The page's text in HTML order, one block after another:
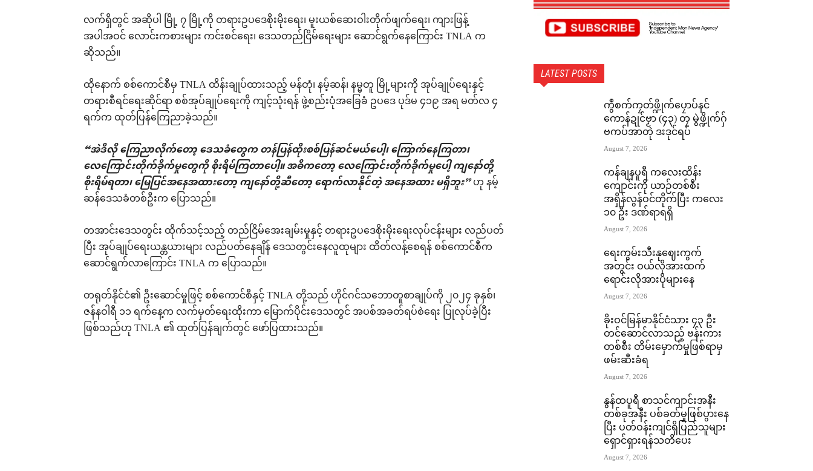
လက်ရှိတွင် အဆိုပါ မြို့ ၇ မြို့ကို တရားဥပဒေစိုးမိုးရေး၊ မူးယစ်ဆေးဝါးတိုက်ဖျက်ရေး၊ ကျားဖြန့်
အပါအဝင် လောင်းကစားများ ကင်းစင်ရေး၊ ဒေသတည်ငြိမ်ရေးများ ဆောင်ရွက်နေကြောင်း TNLA က
ဆိုသည်။
ထိုနောက် စစ်ကောင်စီမှ TNLA ထိန်းချုပ်ထားသည့် မန်တုံ၊ နမ့်ဆန်၊ နမ္မတူ မြို့များကို အုပ်ချုပ်ရေးနှင့်
တရားစီရင်ရေးဆိုင်ရာ စစ်အုပ်ချုပ်ရေးကို ကျင့်သုံးရန် ဖွဲ့စည်းပုံအခြေခံ ဥပဒေ ပုဒ်မ ၄၁၉ အရ မတ်လ ၄
ရက်က ထုတ်ပြန်ကြေညာခဲ့သည်။
“အဲဒီလို ကြေညာလိုက်တော့ ဒေသခံတွေက တန်ပြန်ထိုးစစ်ပြန်ဆင်မယ်ပေါ့၊ ကြောက်နေကြတာ၊
လေကြောင်းတိုက်ခိုက်မှုတွေကို စိုးရိမ်ကြတာပေါ့။ အဓိကတော့ လေကြောင်းတိုက်ခိုက်မှုပေါ့ ကျနော်တို့
စိုးရိမ်ရတာ၊ မြေပြင်အနေအထားတော့ ကျနော်တို့ဆီတော့ ရောက်လာနိုင်တဲ့ အနေအထား မရှိဘူး”ဟု နမ့်
ဆန်ဒေသခံတစ်ဦးက ပြောသည်။
တအာင်းဒေသတွင်း ထိုက်သင့်သည့် တည်ငြိမ်အေးချမ်းမှုနှင့် တရားဥပဒေစိုးမိုးရေးလုပ်ငန်းများ လည်ပတ်
ပြီး အုပ်ချုပ်ရေးယန္တယားများ လည်ပတ်နေချိန် ဒေသတွင်းနေလူထုများ ထိတ်လန့်စေရန် စစ်ကောင်စီက
ဆောင်ရွက်လာကြောင်း TNLA က ပြောသည်။
တရုတ်နိုင်ငံ၏ ဦးဆောင်မှုဖြင့် စစ်ကောင်စီနှင့် TNLA တို့သည် ဟိုင်ဂင်သဘောတူစာချုပ်ကို ၂၀၂၄ ခုနှစ်၊
ဇန်နဝါရီ ၁၁ ရက်နေ့က လက်မှတ်ရေးထိုးကာ မြောက်ပိုင်းဒေသတွင် အပစ်အခတ်ရပ်စဲရေး ပြုလုပ်ခဲ့ပြီး
ဖြစ်သည်ဟု TNLA ၏ ထုတ်ပြန်ချက်တွင် ဖော်ပြထားသည်။
LATEST POSTS
ကွဳစက်ကၠတ်ဖ္ဍိုက်ပၠောပ်နင်
ကောန်ဍုင်ဗၟာ (၄၃) တၠ မွဲဖ္ဍိုက်ဂှ်
ဗကပ်အာတုဲ ဒးဒုင်ရပ်
August 7, 2026
ကန်ချနပူရီ ကလေးထိန်း
ကျောင်းကို ယာဉ်တစ်စီး
အရှိန်လွန်ဝင်တိုက်ပြီး ကလေး
၁၀ ဦး ဒဏ်ရာရရှိ
August 7, 2026
ရေးကွမ်းသီးနုဈေးကွက်
အတွင်း ဝယ်လိုအားထက်
ရောင်းလိုအားပိုများနေ
August 7, 2026
ခိုးဝင်မြန်မာနိုင်ငံသား ၄၃ ဦး
တင်ဆောင်လာသည့် ဗန်းကား
တစ်စီး တိမ်းမှောက်မှုဖြစ်ရာမှ
ဖမ်းဆီးခံရ
August 7, 2026
နွန်ထပူရီ စာသင်ကျာင်းအနီး
တစ်ခုအနီး ပစ်ခတ်မှုဖြစ်ပွားနေ
ပြီး ပတ်ဝန်းကျင်ရှိပြည်သူများ
ရှောင်ရှားရန်သတိပေး
August 7, 2026